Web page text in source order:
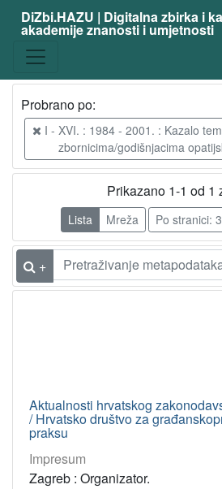
DiZbi.HAZU | Digitalna zbirka i
akademije znanosti i umjetnosti
Probrano po:
I - XVI. : 1984 - 2001. : Kazalo
zbornicima/godišnjacima
Prikazano 1-1 od 1
Lista Mreža Po stranici:
+
Aktualnosti hrvatskog
/ Hrvatsko društvo za
praksu
Impresum
Zagreb : Organizator.